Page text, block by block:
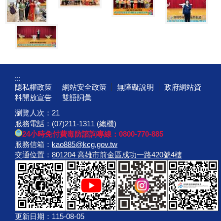
:::
隱私權政策
網站安全政策 無障礙說明
政府網站資
料開放宣告
雙語詞彙
瀏覽人次： 21
服務電話：(07)211-1311 (總機)
24小時免付費毒防諮詢專線：0800-770-885
服務信箱： kao885@kcg.gov.tw
交通位置： 801204 高雄市前金區成功一路420號4樓
更新日期： 115-08-05